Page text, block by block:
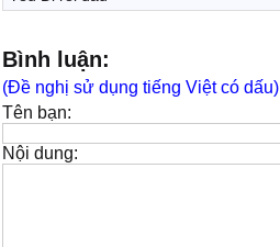
Bình luận:
(Đề nghị sử dụng tiếng Việt có dấu)
Tên bạn:
Nội dung: